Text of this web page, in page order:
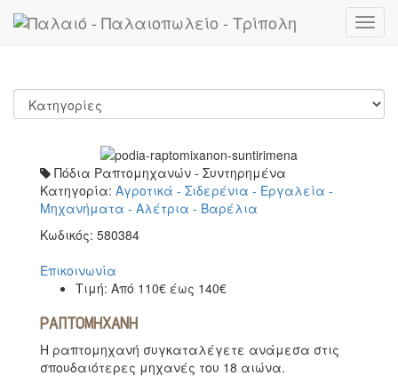
Πόδια Ραπτομηχανών - Συντηρημένα
Κατηγορία: Αγροτικά - Σιδερένια - Εργαλεία -
Μηχανήματα - Αλέτρια - Βαρέλια
Κωδικός: 580384
Επικοινωνία
Τιμή: Από 110€ έως 140€
ΡΑΠΤΟΜΗΧΑΝΗ
Η ραπτομηχανή συγκαταλέγετε ανάμεσα στις
σπουδαιότερες μηχανές του 18 αιώνα.